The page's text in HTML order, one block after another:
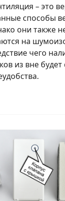
– это
способы
они также
на
чего
из вне будет